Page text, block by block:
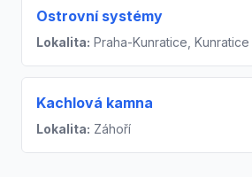
Ostrovní systémy
Lokalita: Praha-Kunratice, Kunratice
Kachlová kamna
Lokalita: Záhoří